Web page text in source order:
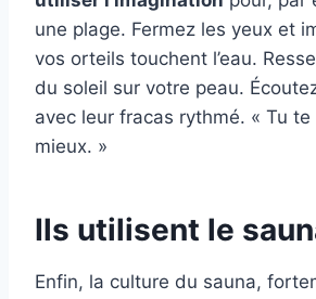
une plage. Fermez les yeux et
vos orteils touchent l’eau.
du soleil sur votre peau.
avec leur fracas rythmé. « Tu
mieux. »
Ils utilisent le
Enfin, la culture du sauna,